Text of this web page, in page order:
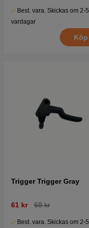
Best. vara. Skickas om 2-5
vardagar
Köp
Trigger Trigger Gray
61 kr 68 kr
Best. vara. Skickas om 2-5